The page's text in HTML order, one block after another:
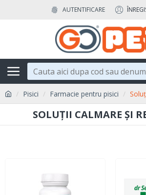
AUTENTIFICARE
Pisici Farmacie pentru pisici
SOLUȚII CALMARE ȘI